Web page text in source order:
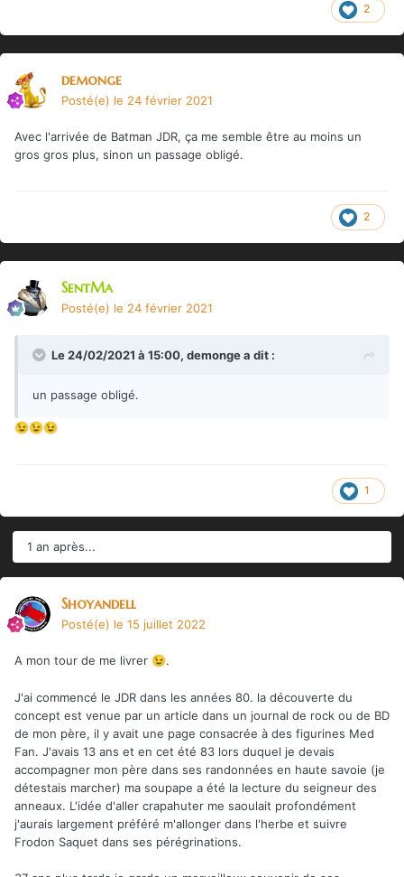
2
demonge
Posté(e) le 24 février 2021
Avec l'arrivée de Batman JDR, ça me semble être au moins un
gros gros plus, sinon un passage obligé.
2
SentMa
Posté(e) le 24 février 2021
Le 24/02/2021 à 15:00, demongea dit :
un passage obligé.
😉😉😉
1
1 an après...
Shoyandell
Posté(e) le 15 juillet 2022
A mon tour de me livrer 😉.
J'ai commencé le JDR dans les années 80. la découverte du
concept est venue par un article dans un journal de rock ou de BD
de mon père, il y avait une page consacrée à des figurines Med
Fan. J'avais 13 ans et en cet été 83 lors duquel je devais
accompagner mon père dans ses randonnées en haute savoie (je
détestais marcher) ma soupape a été la lecture du seigneur des
anneaux. L'idée d'aller crapahuter me saoulait profondément
j'aurais largement préféré m'allonger dans l'herbe et suivre
Frodon Saquet dans ses pérégrinations.